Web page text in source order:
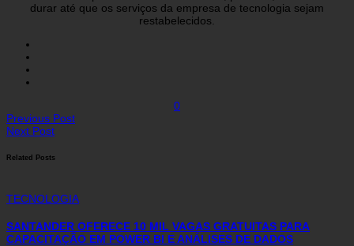
durar até que os serviços da empresa de tecnologia sejam
restabelecidos.
0
Previous Post
Next Post
Related Posts
TECNOLOGIA
SANTANDER OFERECE 10 MIL VAGAS GRATUITAS PARA
CAPACITAÇÃO EM POWER BI E ANÁLISES DE DADOS